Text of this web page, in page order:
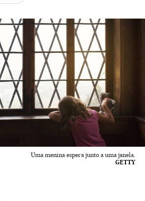
Uma menina espera junto a uma janela.
GETTY